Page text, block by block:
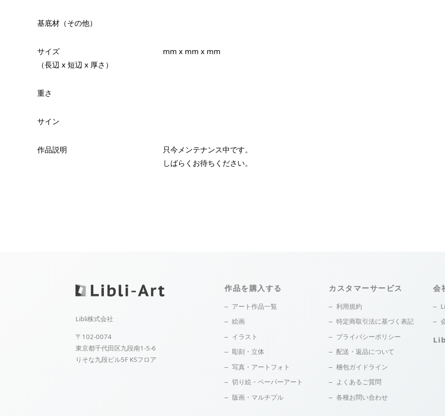
基底材（その他）
サイズ
（長辺 x 短辺 x 厚さ）
mm x mm x mm
重さ
サイン
作品説明
只今メンテナンス中です。
しばらくお待ちください。
Libli株式会社
〒102-0074
東京都千代田区九段南1-5-6
りそな九段ビル5F KSフロア
作品を購入する
アート作品一覧
絵画
イラスト
彫刻・立体
写真・アートフォト
切り絵・ペーパーアート
版画・マルチプル
カスタマーサービス
利用規約
特定商取引法に基づく表記
プライバシーポリシー
配送・返品について
梱包ガイドライン
よくあるご質問
各種お問い合わせ
会